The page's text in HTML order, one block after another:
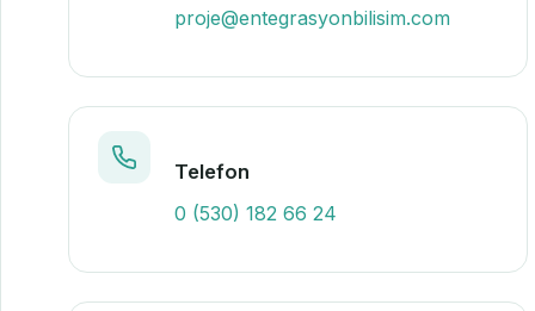
proje@entegrasyonbilisim.com
Telefon
0 (530) 182 66 24